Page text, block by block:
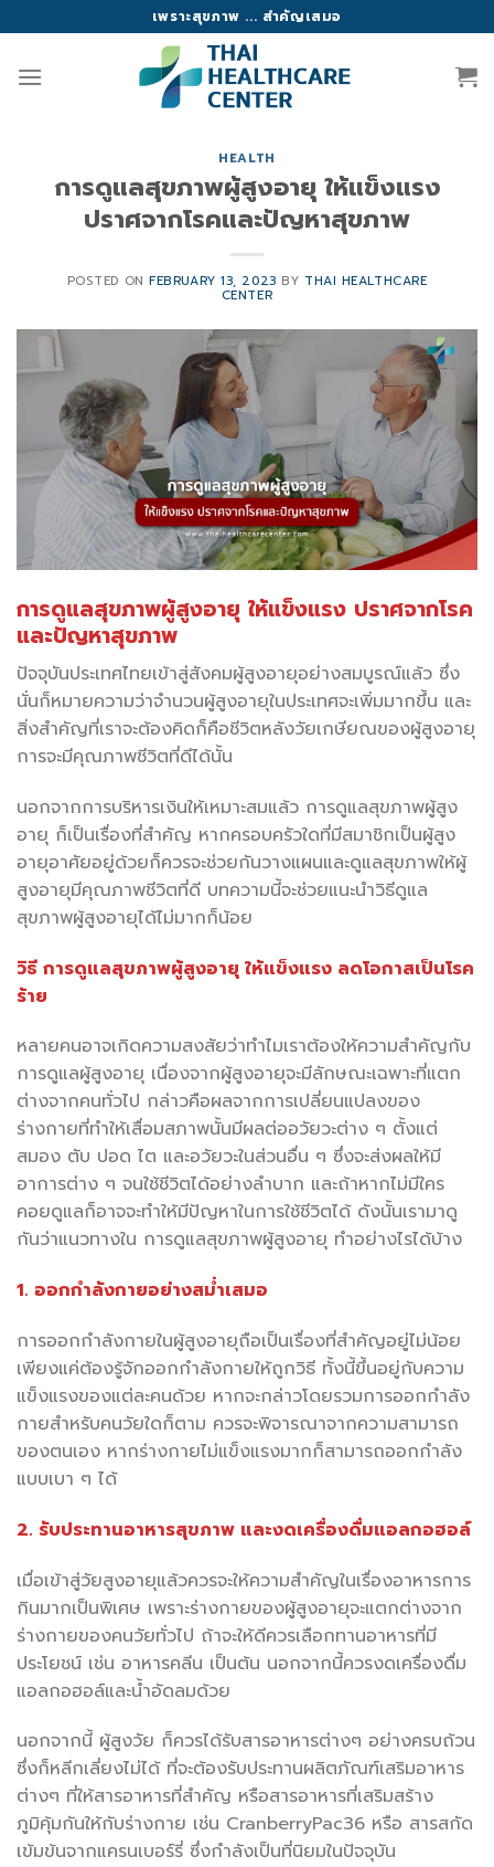
to
content
เพราะสุขภาพ ... สำคัญเสมอ
HEALTH
การดูแลสุขภาพผู้สูงอายุ ให้แข็งแรง
ปราศจากโรคและปัญหาสุขภาพ
POSTED ONFEBRUARY 13, 2023 BY THAI HEALTHCARE
CENTER
การดูแลสุขภาพผู้สูงอายุ ให้แข็งแรง ปราศจากโรค
และปัญหาสุขภาพ
ปัจจุบันประเทศไทยเข้าสู่สังคมผู้สูงอายุอย่างสมบูรณ์แล้ว ซึ่ง
นั่นก็หมายความว่าจำนวนผู้สูงอายุในประเทศจะเพิ่มมากขึ้น และ
สิ่งสำคัญที่เราจะต้องคิดก็คือชีวิตหลังวัยเกษียณของผู้สูงอายุ
การจะมีคุณภาพชีวิตที่ดีได้นั้น
นอกจากการบริหารเงินให้เหมาะสมแล้ว การดูแลสุขภาพผู้สูง
อายุ ก็เป็นเรื่องที่สำคัญ หากครอบครัวใดที่มีสมาชิกเป็นผู้สูง
อายุอาศัยอยู่ด้วยก็ควรจะช่วยกันวางแผนและดูแลสุขภาพให้ผู้
สูงอายุมีคุณภาพชีวิตที่ดี บทความนี้จะช่วยแนะนำวิธีดูแล
สุขภาพผู้สูงอายุได้ไม่มากก็น้อย
วิธี การดูแลสุขภาพผู้สูงอายุ ให้แข็งแรง ลดโอกาสเป็นโรค
ร้าย
หลายคนอาจเกิดความสงสัยว่าทำไมเราต้องให้ความสำคัญกับ
การดูแลผู้สูงอายุ เนื่องจากผู้สูงอายุจะมีลักษณะเฉพาะที่แตก
ต่างจากคนทั่วไป กล่าวคือผลจากการเปลี่ยนแปลงของ
ร่างกายที่ทำให้เสื่อมสภาพนั้นมีผลต่ออวัยวะต่าง ๆ ตั้งแต่
สมอง ตับ ปอด ไต และอวัยวะในส่วนอื่น ๆ ซึ่งจะส่งผลให้มี
อาการต่าง ๆ จนใช้ชีวิตได้อย่างลำบาก และถ้าหากไม่มีใคร
คอยดูแลก็อาจจะทำให้มีปัญหาในการใช้ชีวิตได้ ดังนั้นเรามาดู
กันว่าแนวทางใน การดูแลสุขภาพผู้สูงอายุ ทำอย่างไรได้บ้าง
1. ออกกำลังกายอย่างสม่ำเสมอ
การออกกำลังกายในผู้สูงอายุถือเป็นเรื่องที่สำคัญอยู่ไม่น้อย
เพียงแค่ต้องรู้จักออกกำลังกายให้ถูกวิธี ทั้งนี้ขึ้นอยู่กับความ
แข็งแรงของแต่ละคนด้วย หากจะกล่าวโดยรวมการออกกำลัง
กายสำหรับคนวัยใดก็ตาม ควรจะพิจารณาจากความสามารถ
ของตนเอง หากร่างกายไม่แข็งแรงมากก็สามารถออกกำลัง
แบบเบา ๆ ได้
2. รับประทานอาหารสุขภาพ และงดเครื่องดื่มแอลกอฮอล์
เมื่อเข้าสู่วัยสูงอายุแล้วควรจะให้ความสำคัญในเรื่องอาหารการ
กินมากเป็นพิเศษ เพราะร่างกายของผู้สูงอายุจะแตกต่างจาก
ร่างกายของคนวัยทั่วไป ถ้าจะให้ดีควรเลือกทานอาหารที่มี
ประโยชน์ เช่น อาหารคลีน เป็นต้น นอกจากนี้ควรงดเครื่องดื่ม
แอลกอฮอล์และน้ำอัดลมด้วย
นอกจากนี้ ผู้สูงวัย ก็ควรได้รับสารอาหารต่างๆ อย่างครบถ้วน
ซึ่งก็หลีกเลี่ยงไม่ได้ ที่จะต้องรับประทานผลิตภัณฑ์เสริมอาหาร
ต่างๆ ที่ให้สารอาหารที่สำคัญ หรือสารอาหารที่เสริมสร้าง
ภูมิคุ้มกันให้กับร่างกาย เช่น CranberryPac36 หรือ สารสกัด
เข้มข้นจากแครนเบอร์รี่ ซึ่งกำลังเป็นที่นิยมในปัจจุบัน